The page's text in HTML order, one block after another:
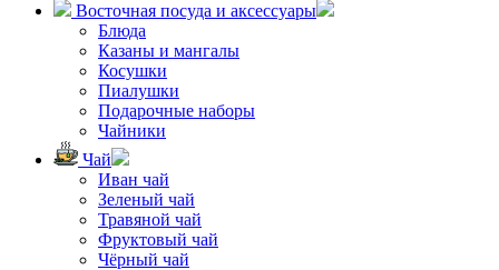
Восточная посуда и аксессуары
Блюда
Казаны и мангалы
Косушки
Пиалушки
Подарочные наборы
Чайники
Чай
Иван чай
Зеленый чай
Травяной чай
Фруктовый чай
Чёрный чай